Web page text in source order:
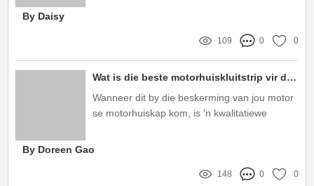
By Daisy
109 0 0
Wat is die beste motorhuiskluitstrip vir doeltreffende beskerming?
Wanneer dit by die beskerming van jou motor
se motorhuiskap kom, is 'n kwalitatiewe
By Doreen Gao
148 0 0